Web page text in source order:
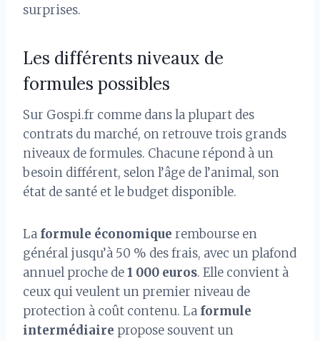
surprises.
Les différents niveaux de
formules possibles
Sur Gospi.fr comme dans la plupart des
contrats du marché, on retrouve trois grands
niveaux de formules. Chacune répond à un
besoin différent, selon l’âge de l’animal, son
état de santé et le budget disponible.
La formule économique rembourse en
général jusqu’à 50 % des frais, avec un plafond
annuel proche de1 000 euros. Elle convient à
ceux qui veulent un premier niveau de
protection à coût contenu. La formule
intermédiaire propose souvent un